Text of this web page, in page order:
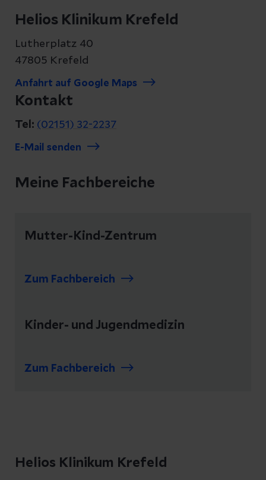
Helios Klinikum Krefeld
Lutherplatz 40
47805 Krefeld
Anfahrt auf Google Maps
Kontakt
Tel: (02151) 32-2237
E-Mail senden
Meine Fachbereiche
Mutter-Kind-Zentrum
Zum Fachbereich
Kinder- und Jugendmedizin
Zum Fachbereich
Helios Klinikum Krefeld